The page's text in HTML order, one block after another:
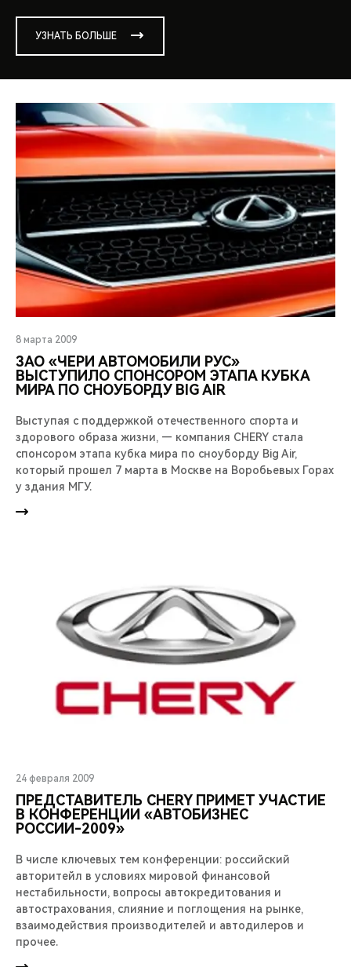
УЗНАТЬ БОЛЬШЕ
8 марта 2009
ЗАО «ЧЕРИ АВТОМОБИЛИ РУС»
ВЫСТУПИЛО СПОНСОРОМ ЭТАПА КУБКА
МИРА ПО СНОУБОРДУ BIG AIR
Выступая с поддержкой отечественного спорта и
здорового образа жизни, — компания CHERY стала
спонсором этапа кубка мира по сноуборду Big Air,
который прошел 7 марта в Москве на Воробьевых Горах
у здания МГУ.
24 февраля 2009
ПРЕДСТАВИТЕЛЬ CHERY ПРИМЕТ УЧАСТИЕ
В КОНФЕРЕНЦИИ «АВТОБИЗНЕС
РОССИИ-2009»
В числе ключевых тем конференции: российский
авторитейл в условиях мировой финансовой
нестабильности, вопросы автокредитования и
автострахования, слияние и поглощения на рынке,
взаимодействия производителей и автодилеров и
прочее.